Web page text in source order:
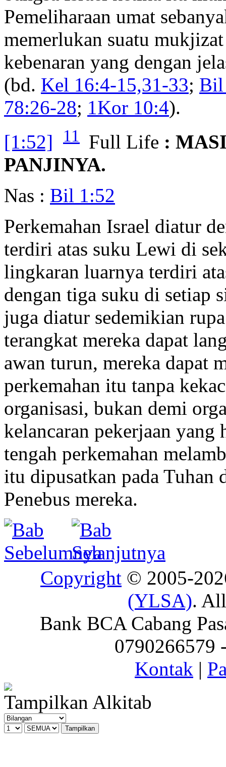
Pemeliharaan umat
memerlukan suatu
kebenaran yang dengan
(bd. Kel 16:4-15,31-33; Bil
78:26-28; 1Kor 10:4).
[1:52]
11 Full Life :
PANJINYA.
Nas : Bil 1:52
Perkemahan Israel diatur
terdiri atas suku Lewi di
lingkaran luarnya terdiri
dengan tiga suku di setiap
juga diatur sedemikian
terangkat mereka dapat
awan turun, mereka dapat
perkemahan itu tanpa
organisasi, bukan demi
kelancaran pekerjaan
tengah perkemahan
itu dipusatkan pada Tuhan
Penebus mereka.
Copyright © 2005-
(YLSA).
Bank BCA Cabang
0790266579
Kontak |
Tampilkan Alkitab